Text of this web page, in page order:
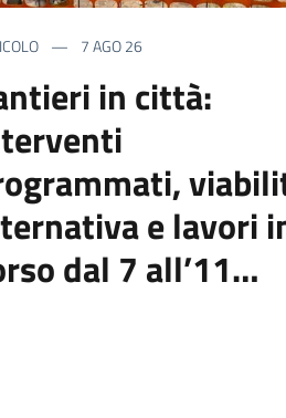
7 AGO 26
in città:
e lavori
dal 7 all’11…